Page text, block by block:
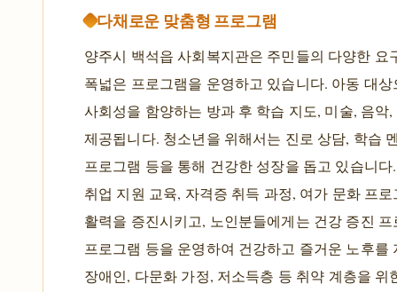
다채로운 맞춤형 프로그램
양주시 백석읍 사회복지관은 주민들의 다양한 요
폭넓은 프로그램을 운영하고 있습니다. 아동 대
사회성을 함양하는 방과 후 학습 지도, 미술, 음악
제공됩니다. 청소년을 위해서는 진로 상담, 학습
프로그램 등을 통해 건강한 성장을 돕고 있습니
취업 지원 교육, 자격증 취득 과정, 여가 문화 프
활력을 증진시키고, 노인분들에게는 건강 증진
프로그램 등을 운영하여 건강하고 즐거운 노후를
장애인, 다문화 가정, 저소득층 등 취약 계층을 위